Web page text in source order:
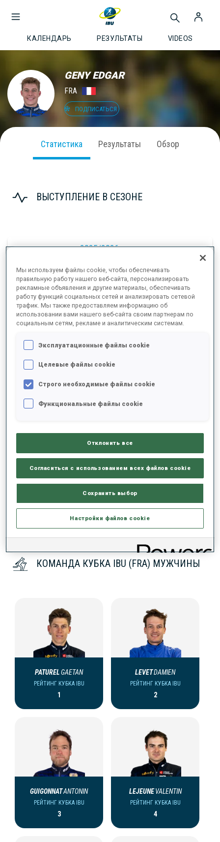
КАЛЕНДАРЬ РЕЗУЛЬТАТЫ VIDEOS
GENY EDGAR
FRA
ПОДПИСАТЬСЯ
Статистика Результаты Обзор
ВЫСТУПЛЕНИЕ В СЕЗОНЕ
2025/2026
РЕЗУЛЬТАТЫ - СРЕДНЕЕ ЗНАЧЕНИЕ
ЛЫЖНЫЙ ХОД - ОТСТАВАНИЕ ОТ ЛИДЕРА +5.2 s/km
СТРЕЛЬБА СТОЯ
РЕЗУЛЬТАТЫ - ТЕНДЕНЦИЯ
ДАННЫХ НЕТ
КОМАНДА КУБКА IBU (FRA) МУЖЧИНЫ
PATURELGAETAN
РЕЙТИНГ КУБКА IBU
1
LEVETDAMIEN
РЕЙТИНГ КУБКА IBU
2
GUIGONNATANTONIN
РЕЙТИНГ КУБКА IBU
3
LEJEUNE VALENTIN
РЕЙТИНГ КУБКА IBU
4
Мы используем файлы cookie, чтобы обеспечивать
правильную работу нашего веб-сайта, персонализировать
рекламные объявления и другие материалы, обеспечивать
работу функций социальных сетей и анализировать сетевой
трафик. Мы также предоставляем информацию об
использовании вами нашего веб-сайта своим партнерам по
социальным сетям, рекламе и аналитическим системам.
Эксплуатационные файлы cookie
Целевые файлы cookie
Строго необходимые файлы cookie
Функциональные файлы cookie
Отклонить все
Согласиться с использованием всех файлов cookie
Сохранить выбор
Настройки файлов cookie